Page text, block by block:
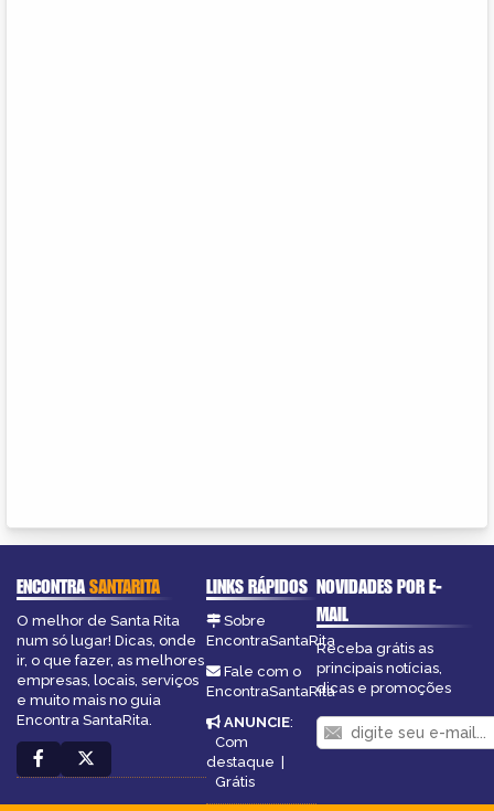
ENCONTRASANTARITA
O melhor de Santa Rita
num só lugar! Dicas, onde
ir, o que fazer, as melhores
empresas, locais, serviços
e muito mais no guia
Encontra SantaRita.
LINKS RÁPIDOS
Sobre
EncontraSantaRita
Fale com o
EncontraSantaRita
ANUNCIE:
Com
destaque
Grátis
NOVIDADES POR E-
MAIL
Receba grátis as
principais notícias,
dicas e promoções